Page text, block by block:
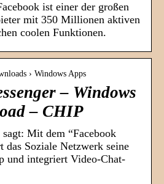
ist einer der großen
mit 350 Millionen aktiven
coolen Funktionen.
› Windows Apps
– Windows
– CHIP
Mit dem “Facebook
das Soziale Netzwerk seine
und integriert Video-Chat-